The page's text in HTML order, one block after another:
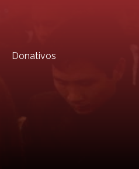
Donativos